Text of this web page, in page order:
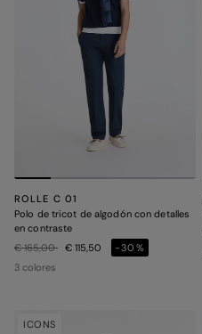
ROLLE C 01
Polo de tricot de algodón con detalles
en contraste
Precio rebajado de
€ 165,00a € 115,50
-30%
3 colores
ICONS